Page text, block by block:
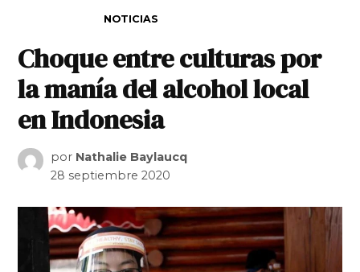
NOTICIAS
Choque entre culturas por
la manía del alcohol local
en Indonesia
por Nathalie Baylaucq
28 septiembre 2020